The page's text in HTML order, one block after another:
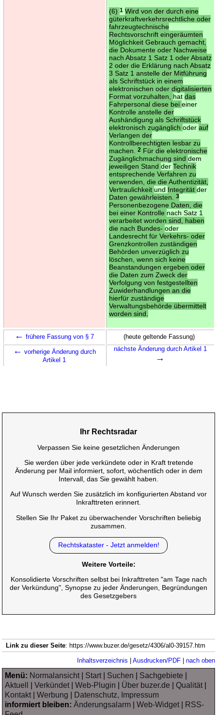
(6) 1 Wird von der durch eine
güterkraftverkehrsrechtliche oder
fahrzeugtechnische
Rechtsvorschrift eingeräumten
Möglichkeit Gebrauch gemacht,
die Dokumente oder Nachweise
nach Absatz 1 Satz 1 oder Absatz
2 oder die Erklärung nach Absatz
3 Satz 1 anstelle der Mitführung
als Schriftstück in einem
elektronischen oder digitalisierten
Format vorzuhalten, hat das
Fahrpersonal diese bei einer
Kontrolle anstelle der
Aushändigung als Schriftstück
elektronisch zugänglich oder auf
Verlangen der
Kontrollberechtigten lesbar zu
machen.
2Für die elektronische
Zugänglichmachung sind dem
jeweiligen Stand der Technik
entsprechende Verfahren zu
verwenden, die die Authentizität,
Vertraulichkeit und Integrität der
Daten gewährleisten.
3
Personenbezogene Daten, die
bei einer Kontrolle nach Satz 1
verarbeitet worden sind, haben
die nach Bundes- oder
Landesrecht für Verkehrs- oder
Grenzkontrollen zuständigen
Behörden unverzüglich zu
löschen, wenn sich keine
Beanstandungen ergeben oder
die Daten zum Zweck der
Verfolgung von festgestellten
Zuwiderhandlungen an die
hierfür zuständige
Verwaltungsbehörde übermittelt
worden sind.
← frühere Fassung von § 7 (heute geltende Fassung)
← vorherige Änderung durch
Artikel 1
nächste Änderung durch Artikel 1
→
Ihr Rechtsradar
Verpassen Sie keine gesetzlichen Änderungen
Sie werden über jede verkündete oder in Kraft tretende
Änderung per Mail informiert, sofort, wöchentlich oder in dem
Intervall, das Sie gewählt haben.
Auf Wunsch werden Sie zusätzlich im konfigurierten Abstand vor
Inkrafttreten erinnert.
Stellen Sie Ihr Paket zu überwachender Vorschriften beliebig
zusammen.
Rechtskataster - Jetzt anmelden!
Weitere Vorteile:
Konsolidierte Vorschriften selbst bei Inkrafttreten "am Tage nach
der Verkündung", Synopse zu jeder Änderungen, Begründungen
des Gesetzgebers
Link zu dieser Seite: https://www.buzer.de/gesetz/4306/al0-39157.htm
Inhaltsverzeichnis Ausdrucken/PDF| nach oben
Menü: Normalansicht| Start| Suchen Sachgebiete
Aktuell
|Verkündet|Web-Plugin Über buzer.de |Qualität|
Kontakt|Werbung
Datenschutz, Impressum
informiert bleiben: Änderungsalarm |Web-Widget|
RSS-